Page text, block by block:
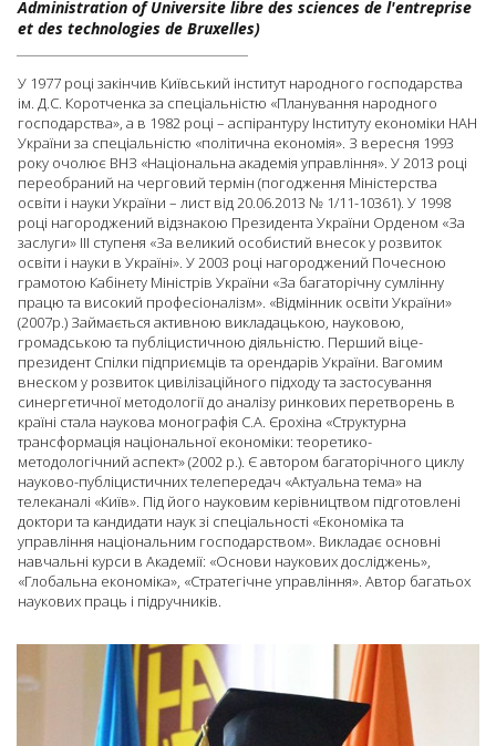
Administration of Universite libre des sciences de l'entreprise
et des technologies de Bruxelles)
У 1977 році закінчив Київський інститут народного господарства
ім. Д.С. Коротченка за спеціальністю «Планування народного
господарства», а в 1982 році – аспірантуру Інституту економіки НАН
України за спеціальністю «політична економія». З вересня 1993
року очолює ВНЗ «Національна академія управління». У 2013 році
переобраний на черговий термін (погодження Міністерства
освіти і науки України – лист від 20.06.2013 № 1/11-10361). У 1998
році нагороджений відзнакою Президента України Орденом «За
заслуги» ІІІ ступеня «За великий особистий внесок у розвиток
освіти і науки в Україні». У 2003 році нагороджений Почесною
грамотою Кабінету Міністрів України «За багаторічну сумлінну
працю та високий професіоналізм». «Відмінник освіти України»
(2007р.) Займається активною викладацькою, науковою,
громадською та публіцистичною діяльністю. Перший віце-
президент Спілки підприємців та орендарів України. Вагомим
внеском у розвиток цивілізаційного підходу та застосування
синергетичної методології до аналізу ринкових перетворень в
країні стала наукова монографія С.А. Єрохіна «Структурна
трансформація національної економіки: теоретико-
методологічний аспект» (2002 р.). Є автором багаторічного циклу
науково-публіцистичних телепередач «Актуальна тема» на
телеканалі «Київ». Під його науковим керівництвом підготовлені
доктори та кандидати наук зі спеціальності «Економіка та
управління національним господарством». Викладає основні
навчальні курси в Академії: «Основи наукових досліджень»,
«Глобальна економіка», «Стратегічне управління». Автор багатьох
наукових праць і підручників.